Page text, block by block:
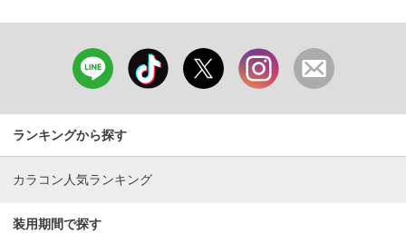
ランキングから探す
カラコン人気ランキング
装用期間で探す